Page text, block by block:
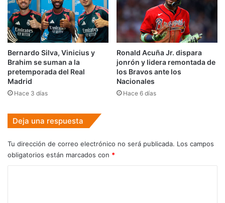
Bernardo Silva, Vinicius y
Brahim se suman a la
pretemporada del Real
Madrid
Hace 3 días
Ronald Acuña Jr. dispara
jonrón y lidera remontada de
los Bravos ante los
Nacionales
Hace 6 días
Deja una respuesta
Tu dirección de correo electrónico no será publicada. Los campos
obligatorios están marcados con *